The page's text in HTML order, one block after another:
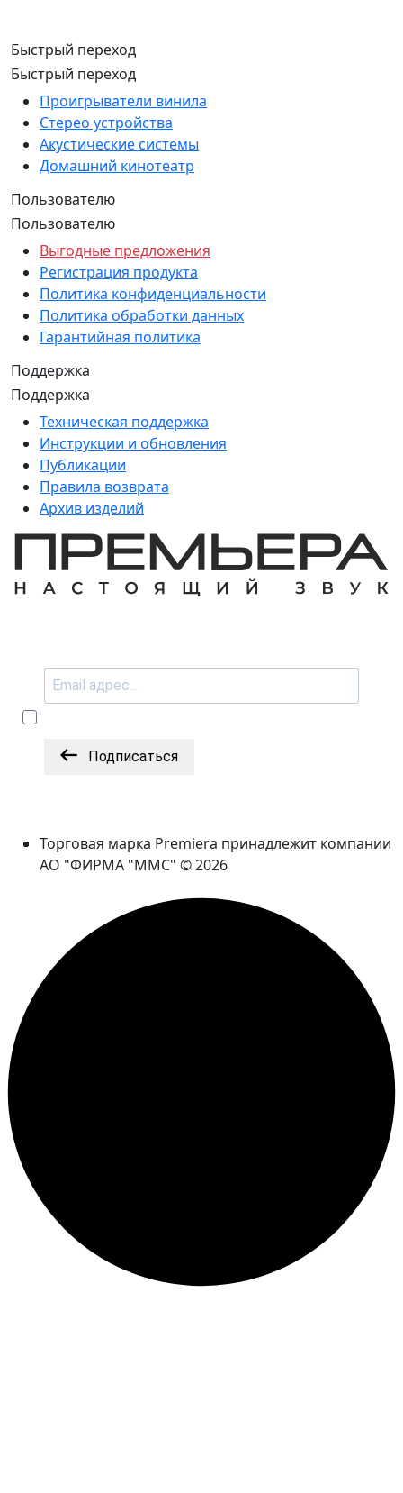
Быстрый переход
Быстрый переход
Проигрыватели винила
Стерео устройства
Акустические системы
Домашний кинотеатр
Пользователю
Пользователю
Выгодные предложения
Регистрация продукта
Политика конфиденциальности
Политика обработки данных
Гарантийная политика
Поддержка
Поддержка
Техническая поддержка
Инструкции и обновления
Публикации
Правила возврата
Архив изделий
Подписаться
Торговая марка Premiera принадлежит компании
АО "ФИРМА "ММС" © 2026